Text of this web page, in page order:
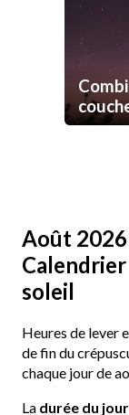
Août
soleil
Heures de lever
de fin du
chaque jour de
La durée du